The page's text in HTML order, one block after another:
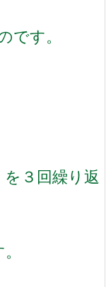
です。
３回繰り返